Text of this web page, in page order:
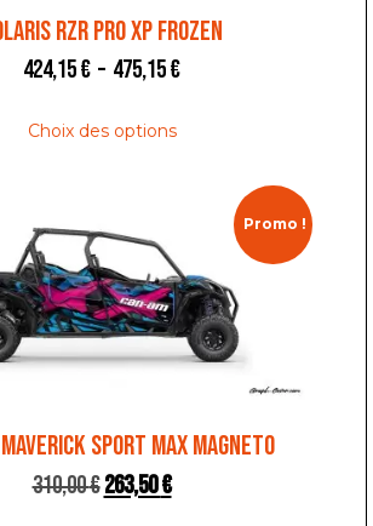
RZR PRO XP FROZEN
424,15€ – 475,15€
Choix des options
Promo !
SPORT MAX MAGNETO
310,00€263,50€